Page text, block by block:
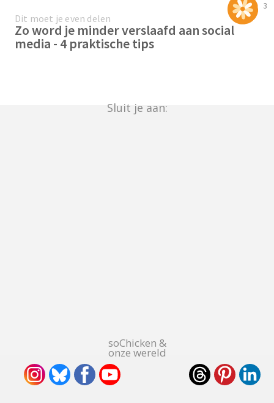
3
Dit moet je even delen
Zo word je minder verslaafd aan social
media - 4 praktische tips
Sluit je aan:
soChicken &
onze wereld